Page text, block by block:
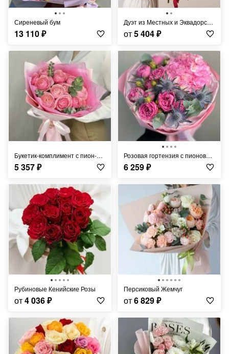
Сиреневый бум
13 110₽
Дуэт из Местных и Эквадорских роз
от5 404₽
Букетик-комплимент с пион-розой
5 357₽
Розовая гортензия с пионовидной розой и синим чертополохом
6 259₽
Рубиновые Кенийские Розы
от4 036₽
Персиковый Жемчуг
от6 829₽